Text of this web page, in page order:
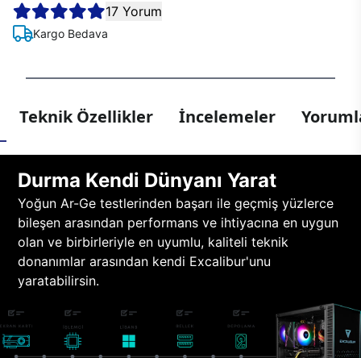
17 Yorum
Kargo Bedava
Teknik Özellikler İncelemeler
Durma Kendi Dünyanı Yarat
Yoğun Ar-Ge testlerinden başarı ile geçmiş yüzlerce
bileşen arasından performans ve ihtiyacına en uygun
olan ve birbirleriyle en uyumlu, kaliteli teknik
donanımlar arasından kendi Excalibur'unu
yaratabilirsin.